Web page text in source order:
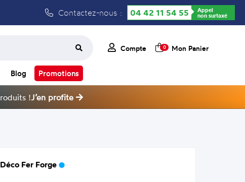
Contactez-nous : 04 42 11 54 55 Appel
non surtaxé
Compte 0 Mon Panier
Blog Promotions
!J’en profite
Déco Fer Forge